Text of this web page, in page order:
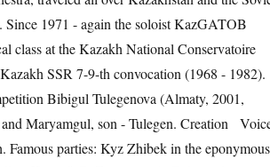
1971 - again the soloist KazGATOB
class at the Kazakh National Conservatoire
SSR 7-9-th convocation (1968 - 1982).
Bibigul Tulegenova (Almaty, 2001,
Maryamgul, son - Tulegen. Creation
Famous parties: Kyz Zhibek in the eponymous